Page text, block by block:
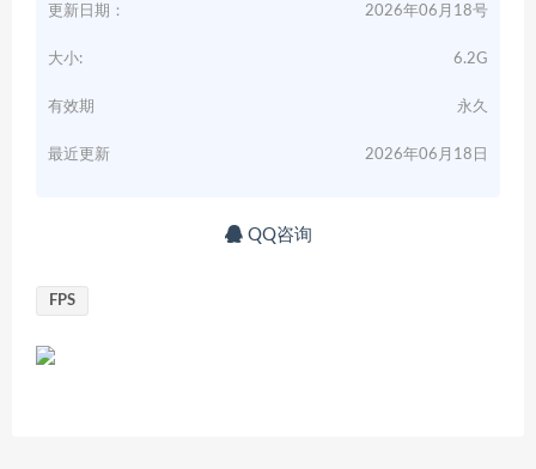
更新日期： 2026年06月18号
大小: 6.2G
有效期 永久
最近更新 2026年06月18日
QQ咨询
FPS